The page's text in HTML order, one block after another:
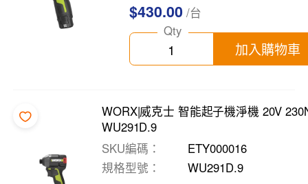
$430.00 /台
Qty
加入購物車
WORX|威克士 智能起子機淨機 20V
WU291D.9
SKU編碼
ETY000016
規格型號
WU291D.9